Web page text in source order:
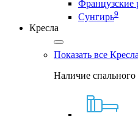
Французские
Сунгирь9
Кресла
Показать все Кресла
Наличие спального